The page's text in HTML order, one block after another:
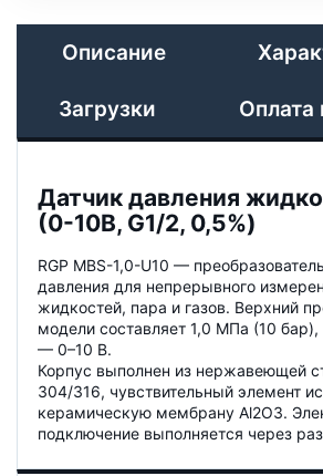
Описание
Загрузки Оплата
Датчик давления
(0-10В, G1/2, 0,5%)
RGP MBS-1,0-U10 —
давления для непрерывного
жидкостей, пара и газов. Верхний
модели составляет 1,0 МПа (10
— 0–10 В.
Корпус выполнен из нержавеющей
304/316, чувствительный элемент
керамическую мембрану Al2O3.
подключение выполняется через